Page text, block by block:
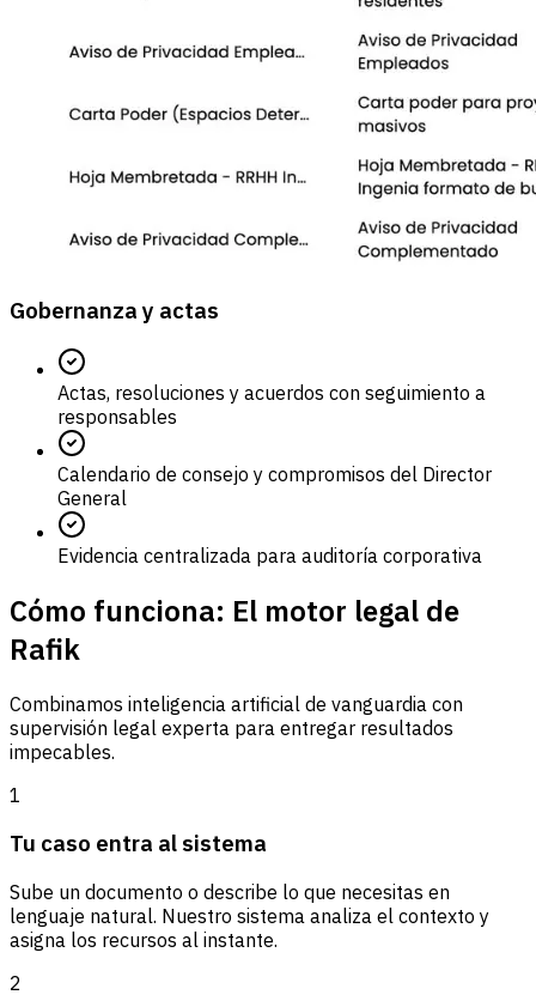
Gobernanza y actas
Actas, resoluciones y acuerdos con seguimiento a
responsables
Calendario de consejo y compromisos del Director
General
Evidencia centralizada para auditoría corporativa
Cómo funciona: El motor legal de
Rafik
Combinamos inteligencia artificial de vanguardia con
supervisión legal experta para entregar resultados
impecables.
1
Tu caso entra al sistema
Sube un documento o describe lo que necesitas en
lenguaje natural. Nuestro sistema analiza el contexto y
asigna los recursos al instante.
2